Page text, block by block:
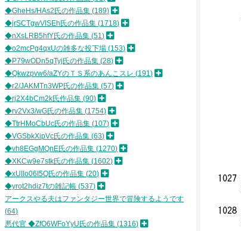
1027
1028
◆GheHs/HAs2氏の作品集 189
◆jrSCTgwVlSEh氏の作品集 1718
◆nXsLRB5hfY氏の作品集 51
◆o2mcPg4qxUの雑多な投下場 153
◆P79wODn5qTyj氏の作品集 28
◆Qkwzpvw6/aZYのＴＳ系のあんこスレ
191
◆r2/JAKMTn3WP氏の作品集 57
◆rj2X4bCm2k氏作品集 90
◆rv2Vx3/wG氏の作品集 1754
◆TtrHMoCbUc氏の作品集 107
◆VGSbkXipVc氏の作品集 63
◆vh8EGgMQnE氏の作品集 1270
◆XKCw9e7stk氏の作品集 1602
◆xUIIo06I5Q氏の作品集 20
◆yrot2hdiz7tの雑記帳 537
アークスやる夫はファンタジー世界で冒険するようです
64
悪代官 ◆ZfO6WFoYyU氏の作品集 1316